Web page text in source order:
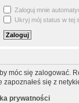
Zaloguj mnie
Ukryj mój status w tej
móc się zalogować.
się z
prywatności